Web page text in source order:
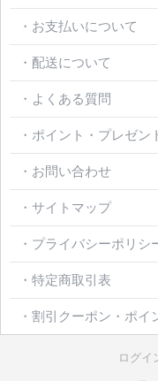
・お支払いについて
・配送について
・よくある質問
・ポイント・プレゼ
・お問い合わせ
・サイトマップ
・プライバシーポリシ
・特定商取引表
・割引クーポン・ポイ
ログイ